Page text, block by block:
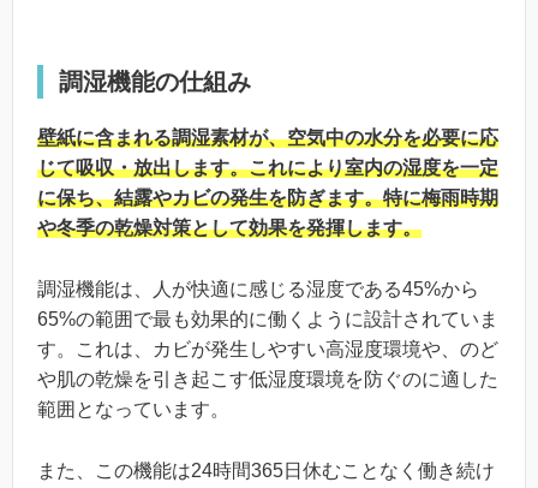
調湿機能の仕組み
壁紙に含まれる調湿素材が、空気中の水分を必要に応
じて吸収・放出します。これにより室内の湿度を一定
に保ち、結露やカビの発生を防ぎます。特に梅雨時期
や冬季の乾燥対策として効果を発揮します。
調湿機能は、人が快適に感じる湿度である45%から
65%の範囲で最も効果的に働くように設計されていま
す。これは、カビが発生しやすい高湿度環境や、のど
や肌の乾燥を引き起こす低湿度環境を防ぐのに適した
範囲となっています。
また、この機能は24時間365日休むことなく働き続け